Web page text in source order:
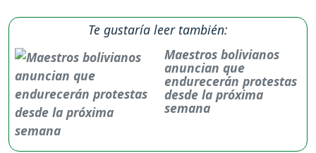
Te gustaría leer también:
Maestros bolivianos
anuncian que
endurecerán protestas
desde la próxima
semana